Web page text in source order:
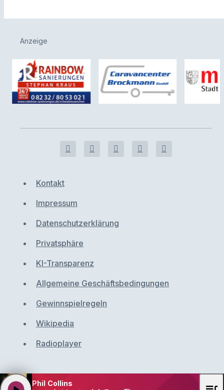
Anzeige
Kontakt
Impressum
Datenschutzerklärung
Privatsphäre
KI-Transparenz
Allgemeine Geschäftsbedingungen
Gewinnspielregeln
Wikipedia
Radioplayer
Phil Collins